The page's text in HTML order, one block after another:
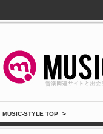
MUSIC-STYLE TOP >